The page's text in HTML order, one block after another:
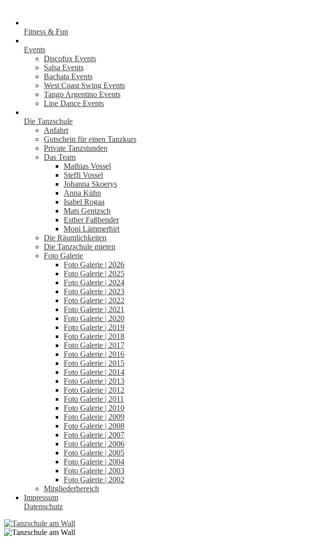
Fitness & Fun
Events
Discofox Events
Salsa Events
Bachata Events
West Coast Swing Events
Tango Argentino Events
Line Dance Events
Die Tanzschule
Anfahrt
Gutschein für einen Tanzkurs
Private Tanzstunden
Das Team
Mathias Vossel
Steffi Vossel
Johanna Skoerys
Anna Kühn
Isabel Rogaa
Mats Gentzsch
Esther Faßbender
Moni Lämmerhirt
Die Räumlichkeiten
Die Tanzschule mieten
Foto Galerie
Foto Galerie | 2026
Foto Galerie | 2025
Foto Galerie | 2024
Foto Galerie | 2023
Foto Galerie | 2022
Foto Galerie | 2021
Foto Galerie | 2020
Foto Galerie | 2019
Foto Galerie | 2018
Foto Galerie | 2017
Foto Galerie | 2016
Foto Galerie | 2015
Foto Galerie | 2014
Foto Galerie | 2013
Foto Galerie | 2012
Foto Galerie | 2011
Foto Galerie | 2010
Foto Galerie | 2009
Foto Galerie | 2008
Foto Galerie | 2007
Foto Galerie | 2006
Foto Galerie | 2005
Foto Galerie | 2004
Foto Galerie | 2003
Foto Galerie | 2002
Mitgliederbereich
Impressum
Datenschutz